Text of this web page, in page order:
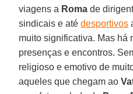
viagens a Roma de
sindicais e atédesportivos
muito significativa. Mas há
presenças e encontros.
religioso e emotivo de
aqueles que chegam ao